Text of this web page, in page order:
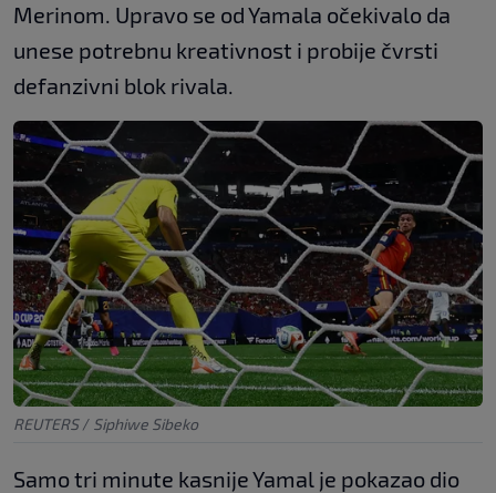
Merinom. Upravo se od Yamala očekivalo da
unese potrebnu kreativnost i probije čvrsti
defanzivni blok rivala.
REUTERS / Siphiwe Sibeko
Samo tri minute kasnije Yamal je pokazao dio